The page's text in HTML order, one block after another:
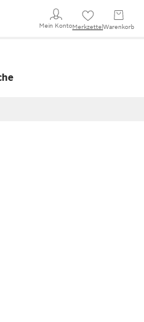
Mein KontoMerkzettel Warenkorb